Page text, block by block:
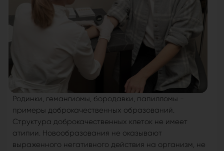
Родинки, гемангиомы, бородавки, папилломы -
примеры доброкачественных образований.
Структура доброкачественных клеток не имеет
атипии. Новообразования не оказывают
выраженного негативного действия на организм, не